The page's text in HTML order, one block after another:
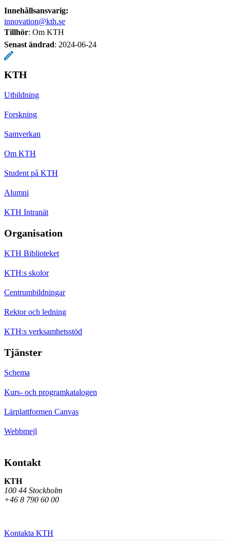
Innehållsansvarig:
innovation@kth.se
Tillhör: Om KTH
Senast ändrad: 2024-06-24
KTH
Utbildning
Forskning
Samverkan
Om KTH
Student på KTH
Alumni
KTH Intranät
Organisation
KTH Biblioteket
KTH:s skolor
Centrumbildningar
Rektor och ledning
KTH:s verksamhetsstöd
Tjänster
Schema
Kurs- och programkatalogen
Lärplattformen Canvas
Webbmejl
Kontakt
KTH
100 44 Stockholm
+46 8 790 60 00
Kontakta KTH